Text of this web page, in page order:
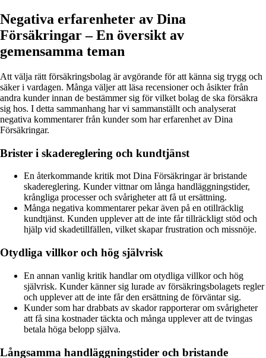
Negativa erfarenheter av Dina
Försäkringar – En översikt av
gemensamma teman
Att välja rätt försäkringsbolag är avgörande för att känna sig trygg och
säker i vardagen. Många väljer att läsa recensioner och åsikter från
andra kunder innan de bestämmer sig för vilket bolag de ska försäkra
sig hos. I detta sammanhang har vi sammanställt och analyserat
negativa kommentarer från kunder som har erfarenhet av Dina
Försäkringar.
Brister i skadereglering och kundtjänst
En återkommande kritik mot Dina Försäkringar är bristande
skadereglering. Kunder vittnar om långa handläggningstider,
krångliga processer och svårigheter att få ut ersättning.
Många negativa kommentarer pekar även på en otillräcklig
kundtjänst. Kunden upplever att de inte får tillräckligt stöd och
hjälp vid skadetillfällen, vilket skapar frustration och missnöje.
Otydliga villkor och hög självrisk
En annan vanlig kritik handlar om otydliga villkor och hög
självrisk. Kunder känner sig lurade av försäkringsbolagets regler
och upplever att de inte får den ersättning de förväntar sig.
Kunder som har drabbats av skador rapporterar om svårigheter
att få sina kostnader täckta och många upplever att de tvingas
betala höga belopp själva.
Långsamma handläggningstider och bristande